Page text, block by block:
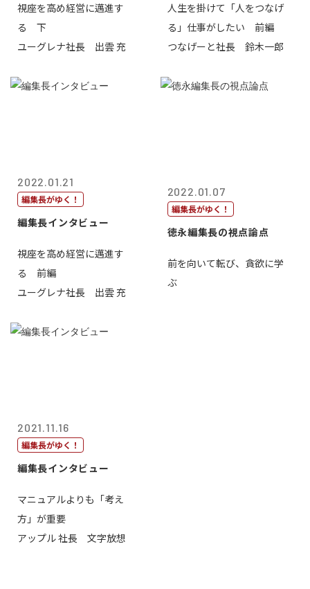
視座を高め経営に邁進す
る 下
ユーグレナ社長 出雲 充
人生を掛けて「人をつなげ
る」仕事がしたい 前編
つなげーと社長 鈴木一郎
2022.01.21
編集長がゆく！
編集長インタビュー
視座を高め経営に邁進す
る 前編
ユーグレナ社長 出雲 充
2022.01.07
編集長がゆく！
徳永編集長の視点論点
前を向いて転び、貪欲に学
ぶ
2021.11.16
編集長がゆく！
編集長インタビュー
マニュアルよりも「考え
方」が重要
アップル 社長 文字放想